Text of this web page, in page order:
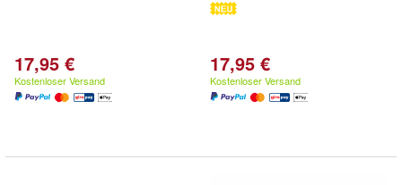
17,95 €
Kostenloser Versand
17,95 €
Kostenloser Versand